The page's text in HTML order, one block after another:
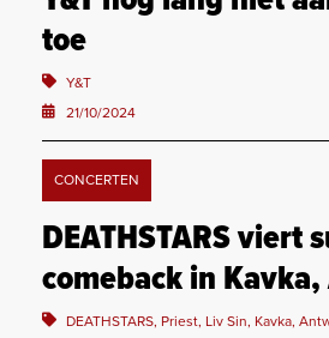
toe
Y&T
21/10/2024
CONCERTEN
DEATHSTARS viert
comeback in
DEATHSTARS, Priest, Liv Sin, Kavka,